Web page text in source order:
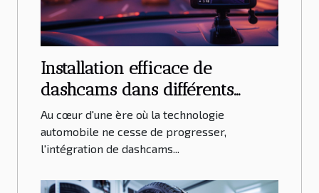
Installation efficace de
dashcams dans différents
modèles de voiture
Au cœur d'une ère où la technologie
automobile ne cesse de progresser,
l'intégration de dashcams...